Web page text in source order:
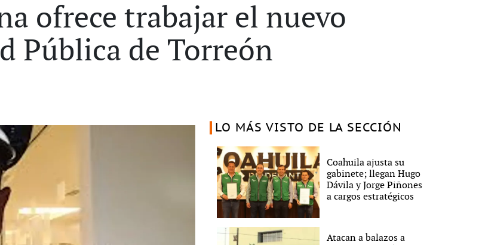
ofrece trabajar el nuevo
Pública de Torreón
LO MÁS VISTO DE LA SECCIÓN
Coahuila ajusta su
gabinete; llegan Hugo
Dávila y Jorge Piñones
a cargos estratégicos
Atacan a balazos a